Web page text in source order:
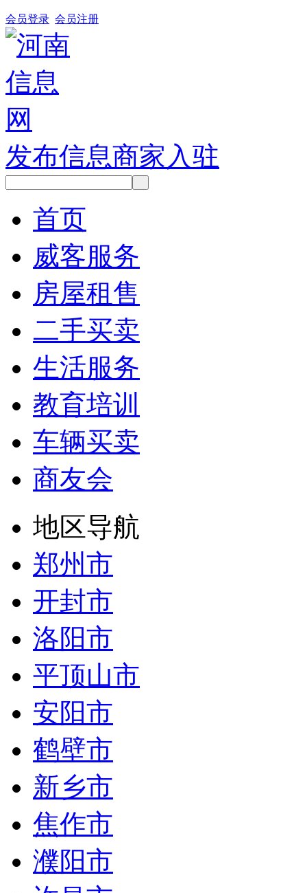
会员登录 会员注册
发布信息商家入驻
首页
威客服务
房屋租售
二手买卖
生活服务
教育培训
车辆买卖
商友会
地区导航
郑州市
开封市
洛阳市
平顶山市
安阳市
鹤壁市
新乡市
焦作市
濮阳市